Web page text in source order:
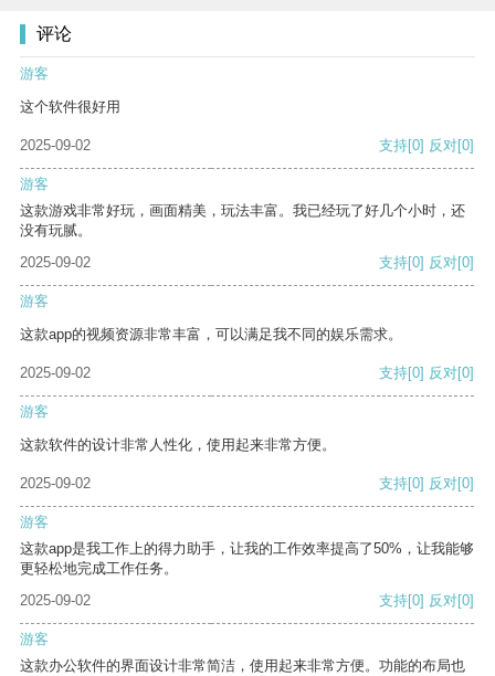
评论
游客
这个软件很好用
2025-09-02 支持[0] 反对[0]
游客
这款游戏非常好玩，画面精美，玩法丰富。我已经玩了好几个小时，还
没有玩腻。
2025-09-02
支持[0] 反对[0]
游客
这款app的视频资源非常丰富，可以满足我不同的娱乐需求。
2025-09-02 支持[0] 反对[0]
游客
这款软件的设计非常人性化，使用起来非常方便。
2025-09-02 支持[0] 反对[0]
游客
这款app是我工作上的得力助手，让我的工作效率提高了50%，让我能够
更轻松地完成工作任务。
2025-09-02
支持[0] 反对[0]
游客
这款办公软件的界面设计非常简洁，使用起来非常方便。功能的布局也